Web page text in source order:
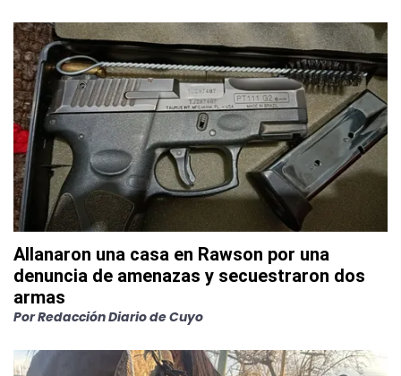
Allanaron una casa en Rawson por una
denuncia de amenazas y secuestraron dos
armas
PorRedacción Diario de Cuyo